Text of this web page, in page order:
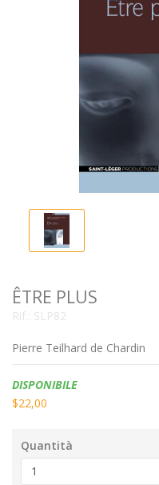
ÊTRE PLUS
Rif.: SLP82
Pierre Teilhard de Chardin
Disponibilità:
DISPONIBILE
$22,00
Quantità